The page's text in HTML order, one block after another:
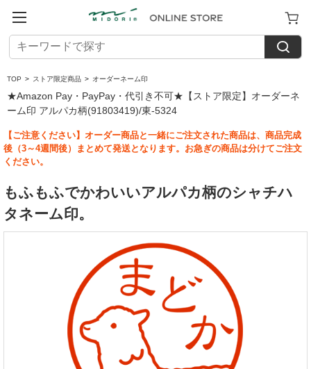
TOP > ストア限定商品 > オーダーネーム印
★Amazon Pay・PayPay・代引き不可★【ストア限定】オーダーネ
ーム印 アルパカ柄(91803419)/東-5324
【ご注意ください】オーダー商品と一緒にご注文された商品は、商品完成
後（3～4週間後）まとめて発送となります。お急ぎの商品は分けてご注文
ください。
もふもふでかわいいアルパカ柄のシャチハ
タネーム印。